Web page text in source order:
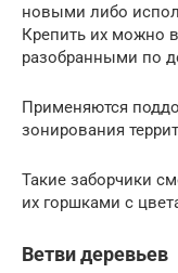
новыми либо
Крепить их можно
разобранными по
Применяются
зонирования
Такие заборчики
их горшками с
Ветви деревьев